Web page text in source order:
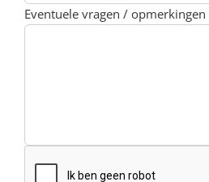
Eventuele vragen / opmerkingen